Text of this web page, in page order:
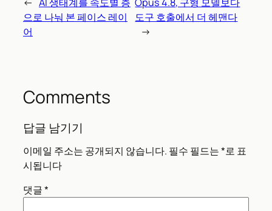
으로 나눠 본 페이스 레이
어
도구 호출에서 더 헤맨다
→
Comments
답글 남기기
이메일 주소는 공개되지 않습니다. 필수 필드는*로 표
시됩니다
댓글*